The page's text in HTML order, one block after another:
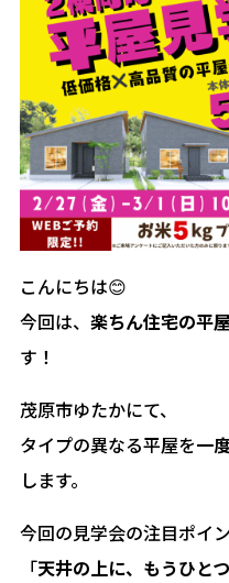
こんにちは😊
今回は、 楽ちん住宅の平
す！
茂原市ゆたかにて、
タイプの異なる平屋を一
します。
今回の見学会の注目ポイン
「天井の上に、もうひと